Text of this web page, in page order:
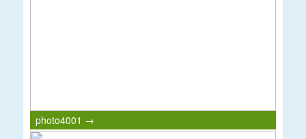
photo4001 →